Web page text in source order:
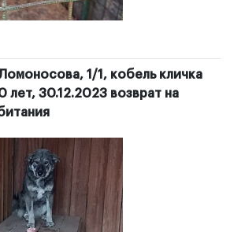
1/1, кобель кличка
лет, 30.12.2023 возврат на